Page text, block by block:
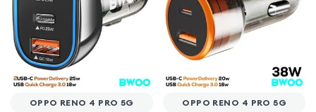
OPPO RENO 4 PRO 5G OPPO RENO 4 PRO 5G